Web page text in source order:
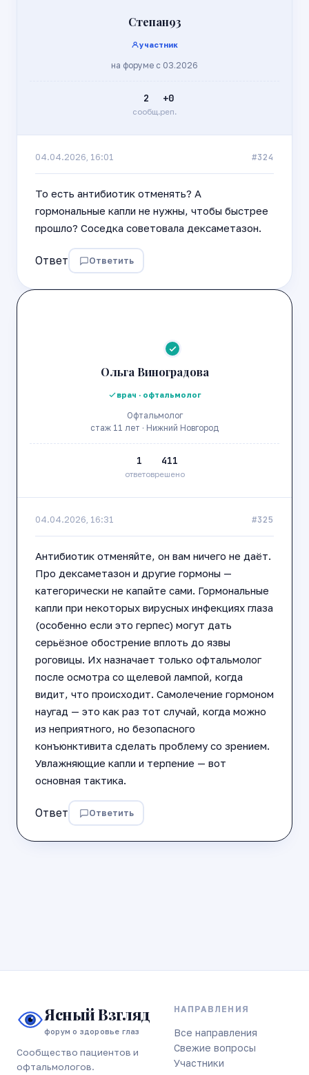
Степан93
участник
на форуме с 03.2026
2
сообщ.
+0
реп.
04.04.2026, 16:01 #324
То есть антибиотик отменять? А
гормональные капли не нужны, чтобы быстрее
прошло? Соседка советовала дексаметазон.
Ответ Ответить
Ольга Виноградова
врач · офтальмолог
Офтальмолог
стаж 11 лет · Нижний Новгород
1
ответов
411
решено
04.04.2026, 16:31 #325
Антибиотик отменяйте, он вам ничего не даёт.
Про дексаметазон и другие гормоны —
категорически не капайте сами. Гормональные
капли при некоторых вирусных инфекциях глаза
(особенно если это герпес) могут дать
серьёзное обострение вплоть до язвы
роговицы. Их назначает только офтальмолог
после осмотра со щелевой лампой, когда
видит, что происходит. Самолечение гормоном
наугад — это как раз тот случай, когда можно
из неприятного, но безопасного
конъюнктивита сделать проблему со зрением.
Увлажняющие капли и терпение — вот
основная тактика.
Ответ Ответить
Ясный Взгляд
форум о здоровье глаз
Сообщество пациентов и
офтальмологов.
НАПРАВЛЕНИЯ
Все направления
Свежие вопросы
Участники